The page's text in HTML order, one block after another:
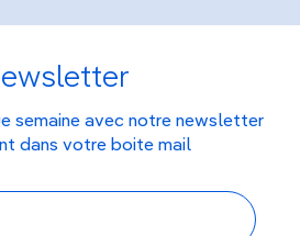
semaine avec notre newsletter
dans votre boite mail